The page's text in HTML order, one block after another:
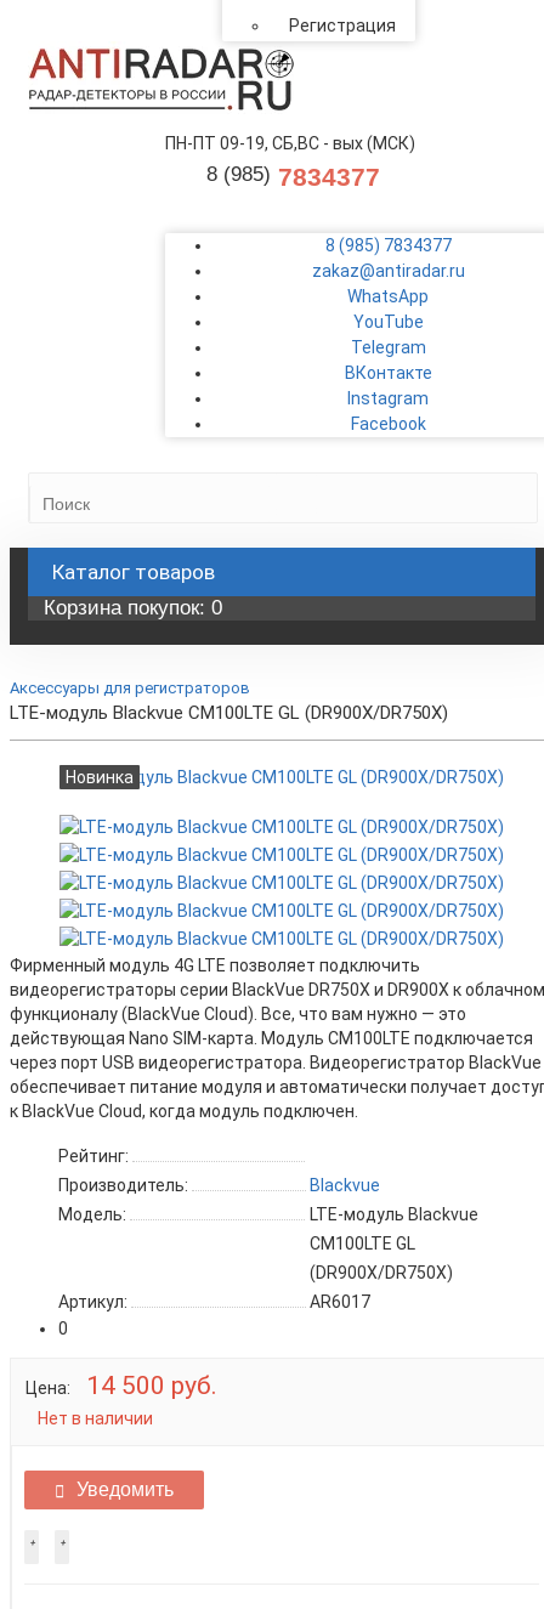
Регистрация
ПН-ПТ 09-19, СБ,ВС - вых (МСК)
8 (985) 7834377
8 (985) 7834377
zakaz@antiradar.ru
WhatsApp
YouTube
Telegram
ВКонтакте
Instagram
Facebook
Каталог товаров
Корзина покупок: 0
Аксессуары для регистраторов
LTE-модуль Blackvue CM100LTE GL (DR900X/DR750X)
Новинка
Фирменный модуль 4G LTE позволяет подключить
видеорегистраторы серии BlackVue DR750X и DR900X к
функционалу (BlackVue Cloud). Все, что вам нужно — это
действующая Nano SIM-карта. Модуль CM100LTE подключается
через порт USB видеорегистратора. Видеорегистратор BlackVue
обеспечивает питание модуля и автоматически получает
к BlackVue Cloud, когда модуль подключен.
Рейтинг:
Производитель:
Blackvue
Модель:
LTE-модуль Blackvue
CM100LTE GL
(DR900X/DR750X)
Артикул:
AR6017
0
Цена: 14 500 руб.
Нет в наличии
Уведомить